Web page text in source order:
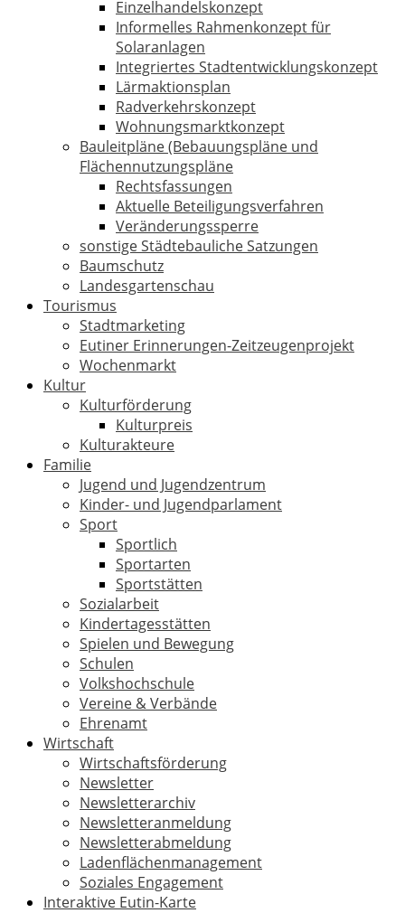
Einzelhandelskonzept
Informelles Rahmenkonzept für
Solaranlagen
Integriertes Stadtentwicklungskonzept
Lärmaktionsplan
Radverkehrskonzept
Wohnungsmarktkonzept
Bauleitpläne (Bebauungspläne und
Flächennutzungspläne
Rechtsfassungen
Aktuelle Beteiligungsverfahren
Veränderungssperre
sonstige Städtebauliche Satzungen
Baumschutz
Landesgartenschau
Tourismus
Stadtmarketing
Eutiner Erinnerungen-Zeitzeugenprojekt
Wochenmarkt
Kultur
Kulturförderung
Kulturpreis
Kulturakteure
Familie
Jugend und Jugendzentrum
Kinder- und Jugendparlament
Sport
Sportlich
Sportarten
Sportstätten
Sozialarbeit
Kindertagesstätten
Spielen und Bewegung
Schulen
Volkshochschule
Vereine & Verbände
Ehrenamt
Wirtschaft
Wirtschaftsförderung
Newsletter
Newsletterarchiv
Newsletteranmeldung
Newsletterabmeldung
Ladenflächenmanagement
Soziales Engagement
Interaktive Eutin-Karte